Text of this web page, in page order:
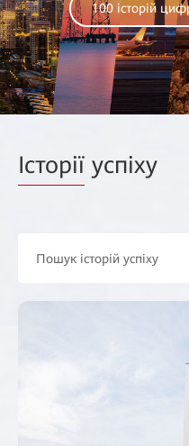
100 історій
Історії успіху
Пошук історій успіху